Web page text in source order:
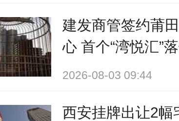
建发商管签约莆
心 首个“湾悦汇”
2026-08-03 09:44
西安挂牌出让2幅